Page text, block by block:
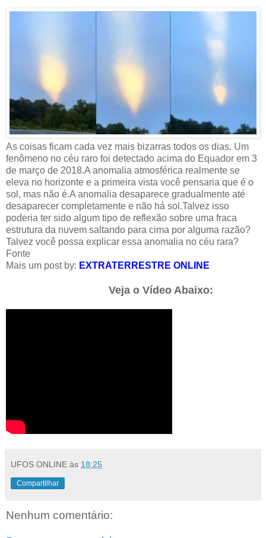
As coisas ficam cada vez mais bizarras todos os dias. Um
fenômeno no céu raro foi detectado acima do Equador em 3
de março de 2018.A anomalia atmosférica realmente se
eleva no horizonte e a primeira vista você pensaria que é o
sol, mas não é.A anomalia desaparece gradualmente até
desaparecer completamente e não há sol.Talvez isso
poderia ter sido algum tipo de reflexão sobre uma fraca
estrutura da nuvem saltando para cima por alguma razão?
Talvez você possa explicar essa anomalia no céu rara?
Fonte
Mais um post by: EXTRATERRESTRE ONLINE
Veja o Vídeo Abaixo:
UFOS ONLINE às 18:25
Compartilhar
Nenhum comentário: